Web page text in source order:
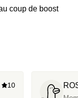
coup de boost
10